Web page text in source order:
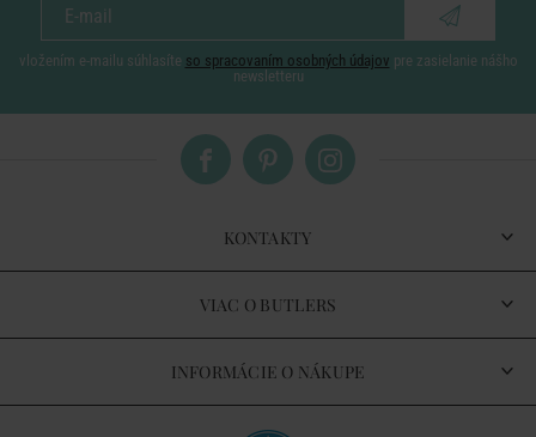
vložením e-mailu súhlasíte so spracovaním osobných údajov pre zasielanie nášho
newsletteru
KONTAKTY
VIAC O BUTLERS
INFORMÁCIE O NÁKUPE